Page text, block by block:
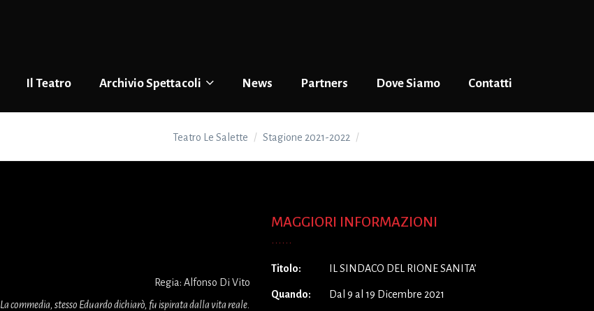
Il Teatro Archivio Spettacoli News Partners Dove Siamo Contatti
Teatro Le Salette Stagione 2021-2022
Regia: Alfonso Di Vito
La commedia, stesso Eduardo dichiarò, fu ispirata dalla vita reale.
MAGGIORI INFORMAZIONI
Titolo: IL SINDACO DEL RIONE SANITA’
Quando: Dal 9 al 19 Dicembre 2021